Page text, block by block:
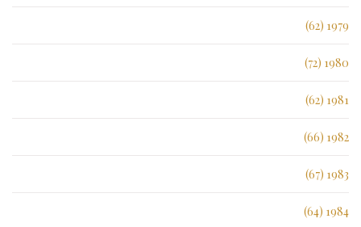
1979 (62)
1980 (72)
1981 (62)
1982 (66)
1983 (67)
1984 (64)